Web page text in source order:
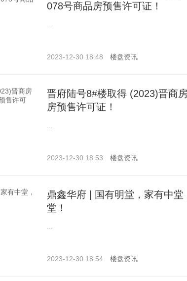
078号商品房预售许可证！
2023-12-30 18:48 楼盘资讯
晋府陆号8#楼取得 (2023)晋商
房预售许可证！
2023-12-30 18:53 楼盘资讯
鼎鑫华府 | 国有明堂，家有中
堂！
2023-12-30 18:54 楼盘资讯